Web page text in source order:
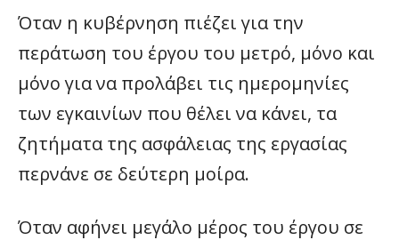
Όταν η κυβέρνηση πιέζει για την
περάτωση του έργου του μετρό, μόνο και
μόνο για να προλάβει τις ημερομηνίες
των εγκαινίων που θέλει να κάνει, τα
ζητήματα της ασφάλειας της εργασίας
περνάνε σε δεύτερη μοίρα.
Όταν αφήνει μεγάλο μέρος του έργου σε